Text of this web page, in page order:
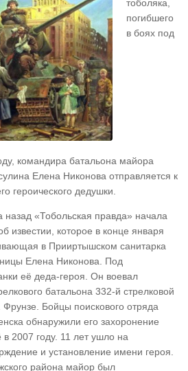
тоболяка,
погибшего
в боях под
командира батальона майора
Елена Никонова отправляется к
героического дедушки.
«Тобольская правда» начала
известии, которое в конце января
в Прииртышском санитарка
Елена Никонова. Под
её деда-героя. Он воевал
батальона 332-й стрелковой
Бойцы поискового отряда
обнаружили его захоронение
2007 году. 11 лет ушло на
и установление имени героя.
района майор был